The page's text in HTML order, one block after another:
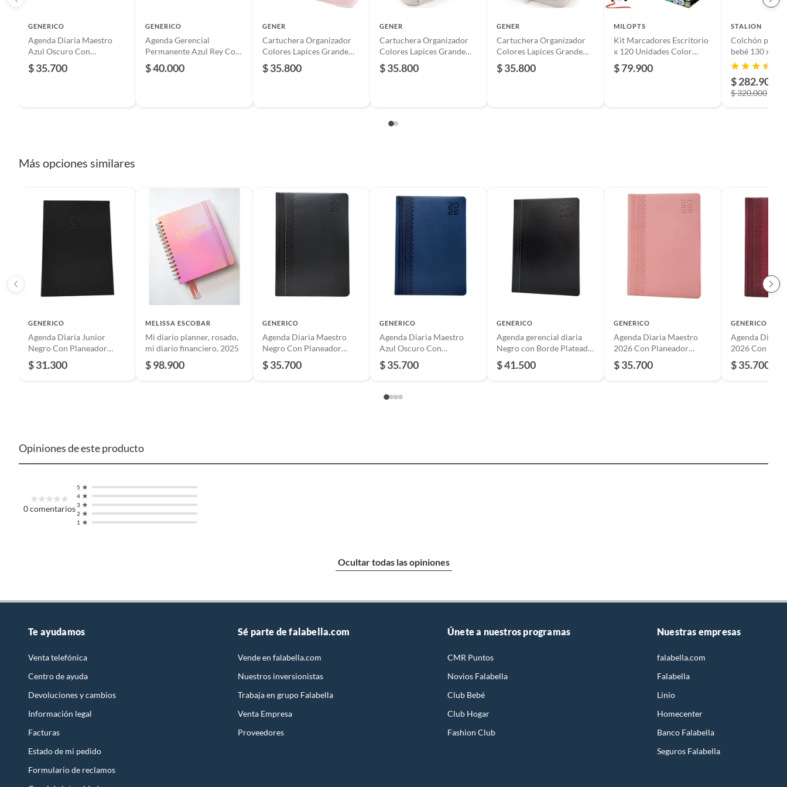
GENERICO
Agenda Diaria Maestro
Azul Oscuro Con
Planeador Mensual 2026
$ 35.700
GENERICO
Agenda Gerencial
Permanente Azul Rey Con
Planeador Anual
$ 40.000
GENER
Cartuchera Organizador
Colores Lapices Grande
Plegable
$ 35.800
GENER
Cartuchera Organizador
Colores Lapices Grande
Plegable
$ 35.800
GENER
Cartuchera Organizador
Colores Lapices Grande
Plegable
$ 35.800
MILOPTS
Kit Marcadores Escritorio
x 120 Unidades Color
Doble Punta
$ 79.900
STALION
Colchón para
bebé 130 x 70
antifluido
$ 282.900
$ 320.000
Más opciones similares
GENERICO
Agenda Diaria Junior
Negro Con Planeador
Mensual 2026
$ 31.300
MELISSA ESCOBAR
Mi diario planner, rosado,
mi diario financiero, 2025
$ 98.900
GENERICO
Agenda Diaria Maestro
Negro Con Planeador
Mensual 2026
$ 35.700
GENERICO
Agenda Diaria Maestro
Azul Oscuro Con
Planeador Mensual
$ 35.700
GENERICO
Agenda gerencial diaria
Negro con Borde Plateado,
planeador mensual 2026
$ 41.500
GENERICO
Agenda Diaria Maestro
2026 Con Planeador
Mensual
$ 35.700
GENERICO
Agenda Diaria
2026 Con
Mensual
$ 35.700
Opiniones de este producto
0comentarios
1
2
3
4
5
Ocultar todas las opiniones
Te ayudamos
Venta telefónica
Centro de ayuda
Devoluciones y cambios
Información legal
Facturas
Estado de mi pedido
Formulario de reclamos
Sé parte de falabella.com
Vende en falabella.com
Nuestros inversionistas
Trabaja en grupo Falabella
Venta Empresa
Proveedores
Únete a nuestros programas
CMR Puntos
Novios Falabella
Club Bebé
Club Hogar
Fashion Club
Nuestras empresas
falabella.com
Falabella
Linio
Homecenter
Banco Falabella
Seguros Falabella